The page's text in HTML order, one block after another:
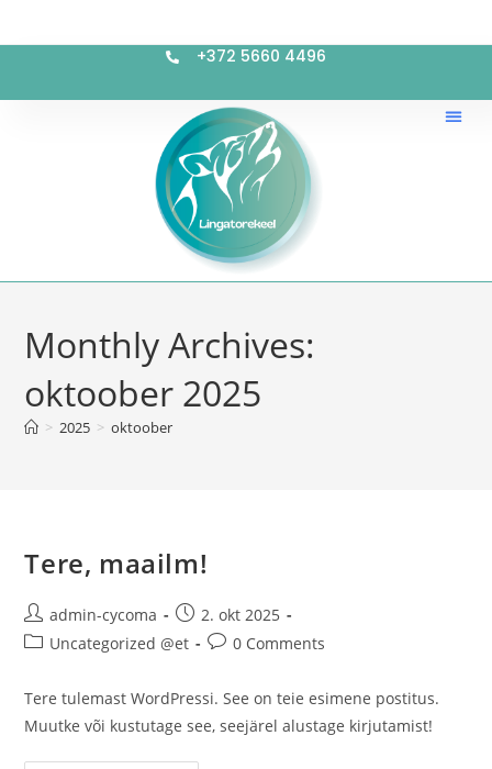
+372 5660 4496
Monthly Archives:
oktoober 2025
> 2025 > oktoober
Tere, maailm!
admin-cycoma
2. okt 2025
Uncategorized @et
0 Comments
Tere tulemast WordPressi. See on teie esimene postitus.
Muutke või kustutage see, seejärel alustage kirjutamist!